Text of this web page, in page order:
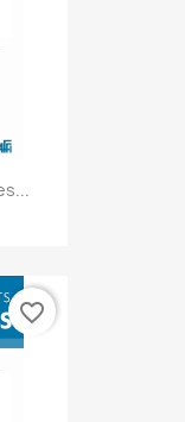
favorite_border